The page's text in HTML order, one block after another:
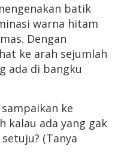
batik
warna hitam
Dengan
ke arah sejumlah
ada di bangku
ke
kalau ada yang gak
(Tanya